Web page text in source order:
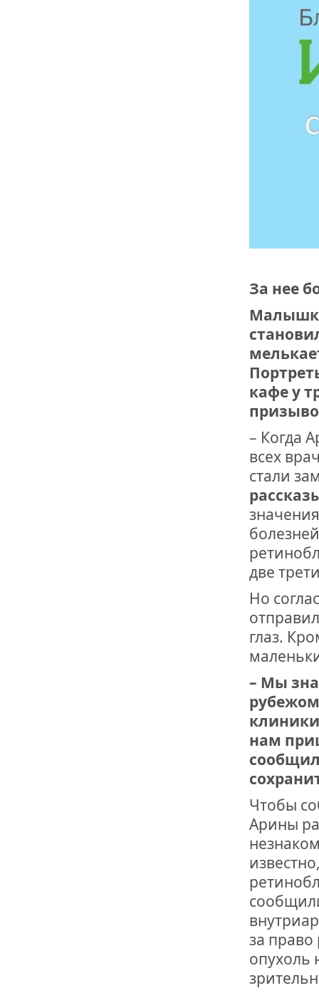
За нее
кафе у
– Когда
всех
стали
две
Но
глаз.
– Мы
нам
Чтобы
Арины
за
опухоль